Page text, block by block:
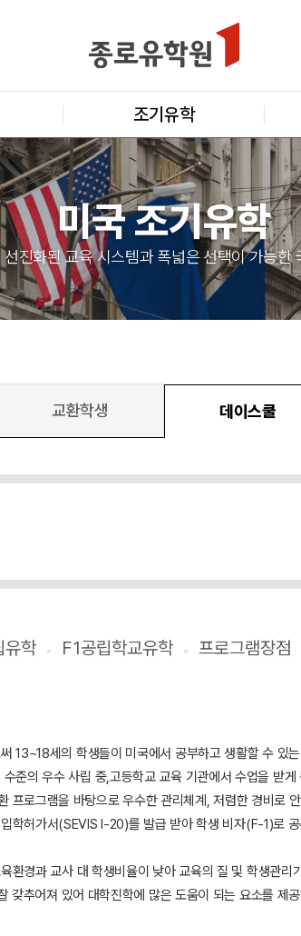
조기유학
미국 조기유학
선진화된 교육 시스템과 폭넓은 선택이 가능한
교환학생 데이스쿨
학 F1공립학교유학 프로그램장점
13~18세의 학생들이 미국에서 공부하고 생활할 수 있
준의 우수 사립 중,고등학교 교육 기관에서 수업을 받게
프로그램을 바탕으로 우수한 관리체계, 저렴한 경비로
학허가서(SEVIS I-20)를 발급 받아 학생 비자(F-1)로
환경과 교사 대 학생비율이 낮아 교육의 질 및 학생관리
추어져 있어 대학진학에 많은 도움이 되는 요소를 제